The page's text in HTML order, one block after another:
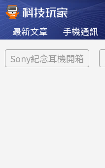
最新文章 手機通訊
Sony紀念耳機開箱